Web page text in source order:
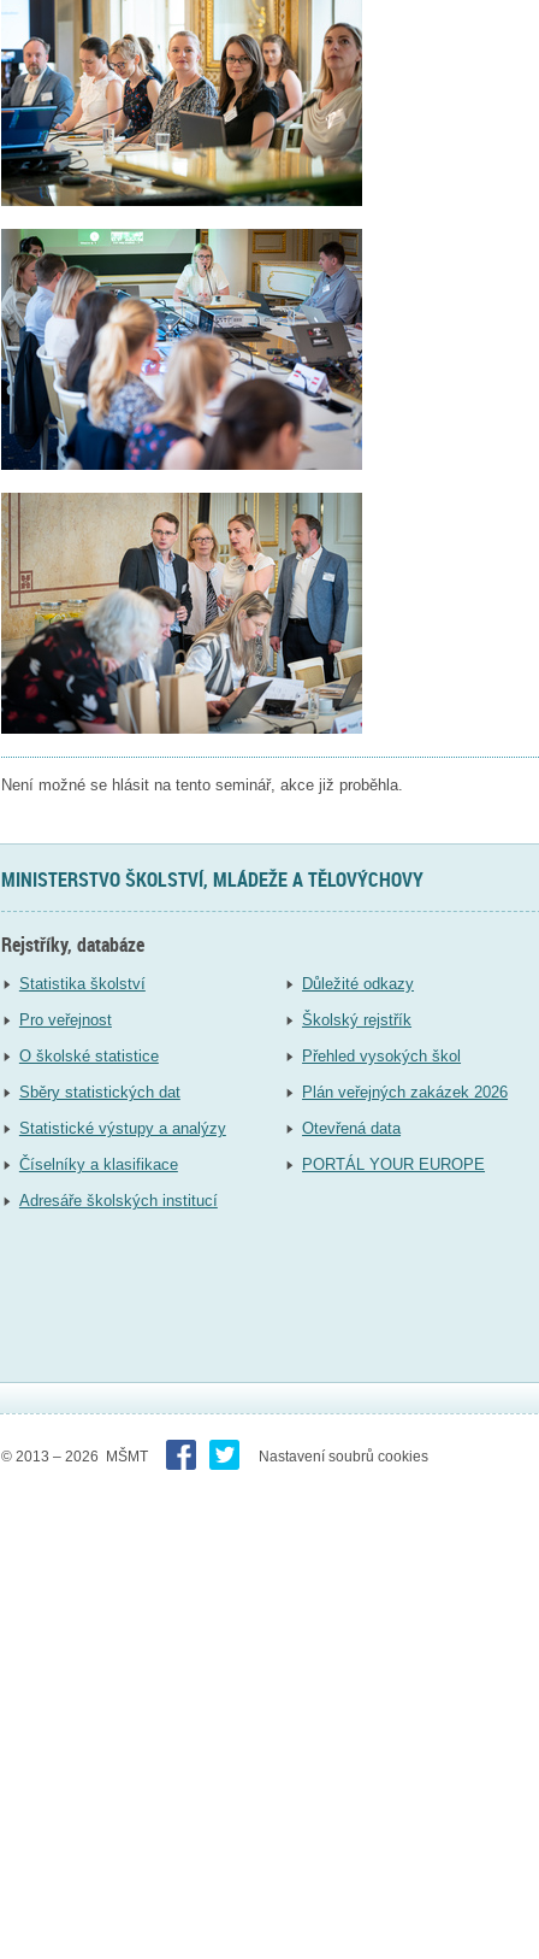
Není možné se hlásit na tento seminář, akce již proběhla.
MINISTERSTVO ŠKOLSTVÍ, MLÁDEŽE A TĚLOVÝCHOVY
Rejstříky, databáze
Statistika školství
Pro veřejnost
O školské statistice
Sběry statistických dat
Statistické výstupy a analýzy
Číselníky a klasifikace
Adresáře školských institucí
Důležité odkazy
Školský rejstřík
Přehled vysokých škol
Plán veřejných zakázek 2026
Otevřená data
PORTÁL YOUR EUROPE
© 2013 – 2026 MŠMT Nastavení soubrů cookies